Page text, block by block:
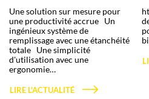
Une solution sur mesure pour
une productivité accrue Un
ingénieux système de
remplissage avec une étanchéité
totale Une simplicité
d'utilisation avec une
ergonomie…
LIRE L'ACTUALITÉ